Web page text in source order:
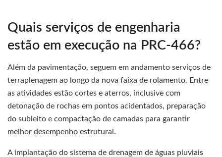
Quais serviços de engenharia
estão em execução na PRC-466?
Além da pavimentação, seguem em andamento serviços de
terraplenagem ao longo da nova faixa de rolamento. Entre
as atividades estão cortes e aterros, inclusive com
detonação de rochas em pontos acidentados, preparação
do subleito e compactação de camadas para garantir
melhor desempenho estrutural.
A implantação do sistema de drenagem de águas pluviais